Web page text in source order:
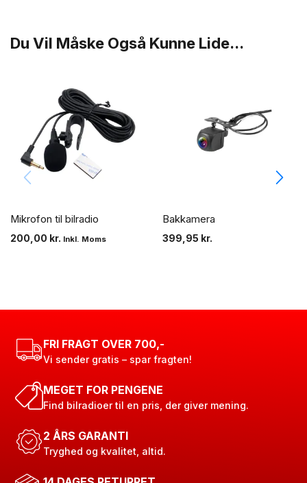
Du Vil Måske Også Kunne Lide...
Mikrofon til bilradio
200,00 kr. Inkl. Moms
Bakkamera
399,95 kr.
FRI FRAGT OVER 700,-
Vi sender gratis – spar fragten!
MEGET FOR PENGENE
Find bilradioer til en pris, der giver mening.
2 ÅRS GARANTI
Tryghed og kvalitet, altid.